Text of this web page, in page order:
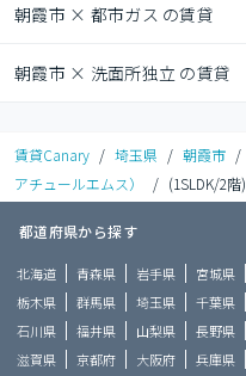
朝霞市 × 都市ガス の賃貸
朝霞市 × 洗面所独立 の賃貸
賃貸Canary / 埼玉県 / 朝霞市 /
アチュールエムス）
/ (1SLDK/2階)
都道府県から探す
北海道 青森県 岩手県 宮城県
栃木県
群馬県 埼玉県 千葉県
石川県
福井県 山梨県 長野県
滋賀県
京都府 大阪府 兵庫県